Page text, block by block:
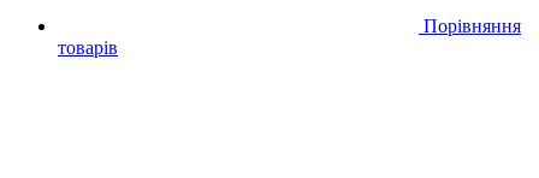
Порівняння
товарів